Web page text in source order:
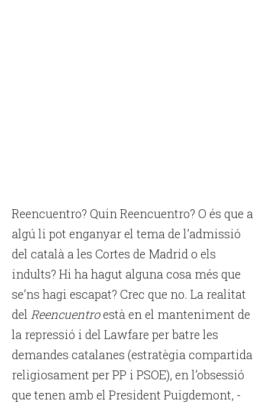
Reencuentro? Quin Reencuentro? O és que a
algú li pot enganyar el tema de l’admissió
del català a les Cortes de Madrid o els
indults? Hi ha hagut alguna cosa més que
se’ns hagi escapat? Crec que no. La realitat
del Reencuentroestà en el manteniment de
la repressió i del Lawfare per batre les
demandes catalanes (estratègia compartida
religiosament per PP i PSOE), en l’obsessió
que tenen amb el President Puigdemont, -